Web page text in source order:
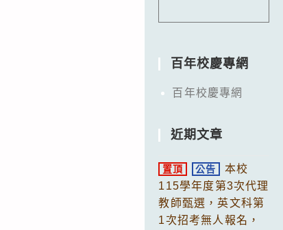
百年校慶專網
百年校慶專網
近期文章
置頂 公告
本校
115學年度第3次代理
教師甄選，英文科第
1次招考無人報名，